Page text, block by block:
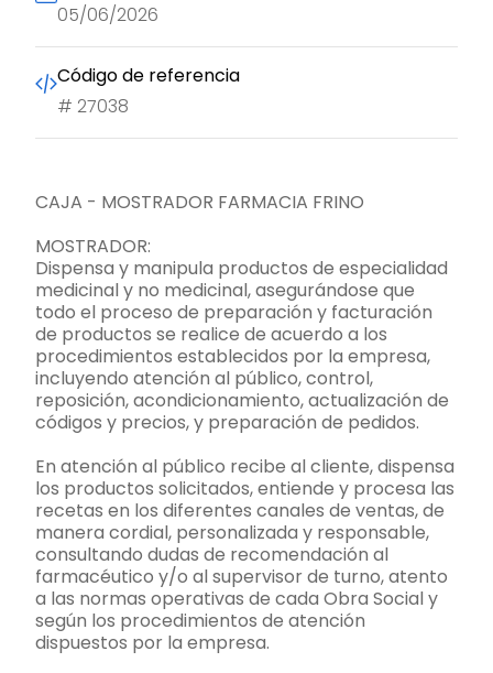
CAJA - MOSTRADOR FARMACIA FRINO
MOSTRADOR:
Dispensa y manipula productos de especialidad
medicinal y no medicinal, asegurándose que
todo el proceso de preparación y facturación
de productos se realice de acuerdo a los
procedimientos establecidos por la empresa,
incluyendo atención al público, control,
reposición, acondicionamiento, actualización de
códigos y precios, y preparación de pedidos.
En atención al público recibe al cliente, dispensa
los productos solicitados, entiende y procesa las
recetas en los diferentes canales de ventas, de
manera cordial, personalizada y responsable,
consultando dudas de recomendación al
farmacéutico y/o al supervisor de turno, atento
a las normas operativas de cada Obra Social y
según los procedimientos de atención
dispuestos por la empresa.
05/06/2026
Código de referencia
# 27038